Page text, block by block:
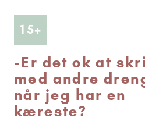
15+ Artikler
-Er det ok at
med andre
når jeg har en
kæreste?